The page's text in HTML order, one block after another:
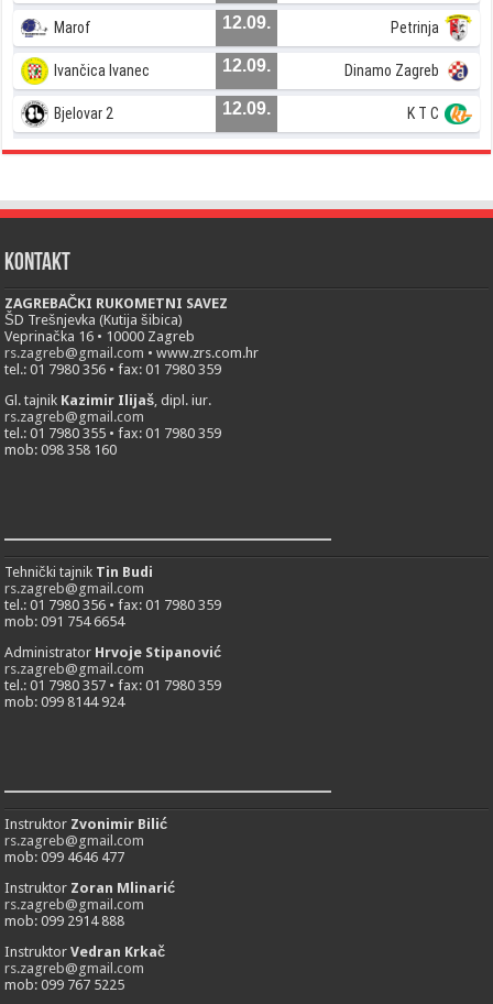
Marof 12.09. Petrinja
Ivančica Ivanec 12.09. Dinamo Zagreb
Bjelovar 2 12.09. K T C
Kontakt
ZAGREBAČKI RUKOMETNI SAVEZ
ŠD Trešnjevka (Kutija šibica)
Veprinačka 16 • 10000 Zagreb
rs.zagreb@gmail.com • www.zrs.com.hr
tel.: 01 7980 356 • fax: 01 7980 359
Gl. tajnik Kazimir Ilijaš , dipl. iur.
rs.zagreb@gmail.com
tel.: 01 7980 355 • fax: 01 7980 359
mob: 098 358 160
___________________________
Tehnički tajnik Tin Budi
rs.zagreb@gmail.com
tel.: 01 7980 356 • fax: 01 7980 359
mob: 091 754 6654
Administrator Hrvoje Stipanović
rs.zagreb@gmail.com
tel.: 01 7980 357 • fax: 01 7980 359
mob: 099 8144 924
___________________________
Instruktor Zvonimir Bilić
rs.zagreb@gmail.com
mob: 099 4646 477
Instruktor Zoran Mlinarić
rs.zagreb@gmail.com
mob: 099 2914 888
InstruktorVedran Krkač
rs.zagreb@gmail.com
mob: 099 767 5225